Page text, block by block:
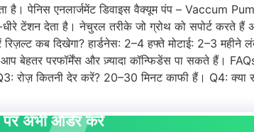
है। पेनिस एनलार्जमेंट डिवाइस वैक्यूम पंप – Vaccum
टेंशन देता है। नेचुरल तरीके जो ग्रोथ को सपोर्ट करते
कब दिखेगा? हार्डनेस: 2–4 हफ्ते मोटाई: 2–3 महीने
बेहतर परफॉर्मेंस और ज़्यादा कॉन्फिडेंस पा सकते हैं।
रोज़ कितनी देर करें? 20–30 मिनट काफी हैं। Q4: क्या
अभी ऑर्डर करें